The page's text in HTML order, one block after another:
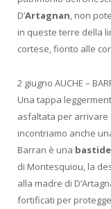
D’Artagnan, non
in queste terre della
cortese, fiorito alle
2 giugno AUCHE –
Una tappa
asfaltata per arrivare
incontriamo anche
Barran è una
di Montesquiou, la
alla madre di
fortificati per